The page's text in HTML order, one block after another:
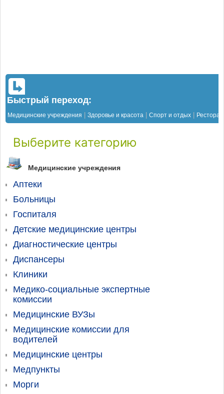
Быстрый переход:
Медицинские учреждения Здоровье и красота Спорт и отдых
Выберите категорию
Медицинские учреждения
Аптеки
Больницы
Госпиталя
Детские медицинские центры
Диагностические центры
Диспансеры
Клиники
Медико-социальные экспертные
комиссии
Медицинские ВУЗы
Медицинские комиссии для
водителей
Медицинские центры
Медпункты
Морги